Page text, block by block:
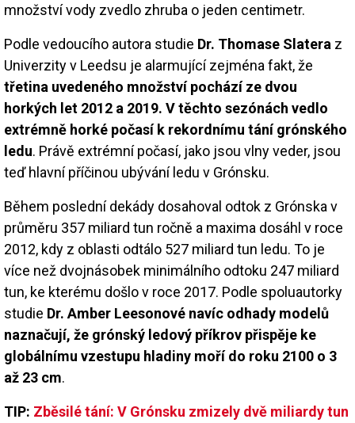
množství vody zvedlo zhruba o jeden centimetr.
Podle vedoucího autora studie Dr. Thomase Slatera z
Univerzity v Leedsu je alarmující zejména fakt, že
třetina uvedeného množství pochází ze dvou
horkých let 2012 a 2019. V těchto sezónách vedlo
extrémně horké počasí k rekordnímu tání grónského
ledu. Právě extrémní počasí, jako jsou vlny veder, jsou
teď hlavní příčinou ubývání ledu v Grónsku.
Během poslední dekády dosahoval odtok z Grónska v
průměru 357 miliard tun ročně a maxima dosáhl v roce
2012, kdy z oblasti odtálo 527 miliard tun ledu. To je
více než dvojnásobek minimálního odtoku 247 miliard
tun, ke kterému došlo v roce 2017. Podle spoluautorky
studie Dr. Amber Leesonové navíc odhady modelů
naznačují, že grónský ledový příkrov přispěje ke
globálnímu vzestupu hladiny moří do roku 2100 o 3
až 23 cm.
TIP: Zběsilé tání: V Grónsku zmizely dvě miliardy tun